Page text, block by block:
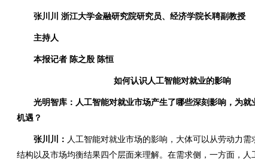
张川川 浙江大学金融研究院研究员、经济学院长聘副教授
主持人
本报记者 陈之殷 陈恒
如何认识人工智能对就业的影响
光明智库：人工智能对就业市场产生了哪些深刻影响，为就
机遇？
张川川： 人工智能对就业市场的影响，大体可以从劳动力需
结构以及市场均衡结果四个层面来理解。在需求侧，一方面，人